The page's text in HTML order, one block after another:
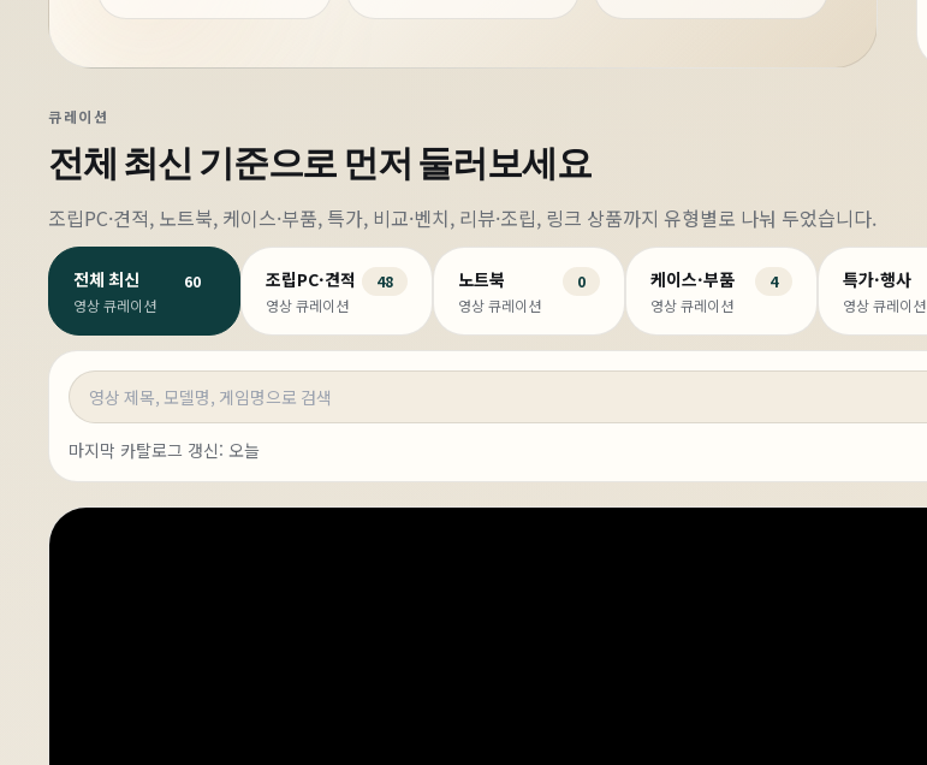
큐레이션
전체 최신 기준으로 먼저 둘러보세요
조립PC·견적, 노트북, 케이스·부품, 특가, 비교·벤치, 리뷰·조립, 링크 상품까지 유형별로 나눠 두었습니다.
전체 최신
영상 큐레이션
60 조립PC·견적
영상 큐레이션
48 노트북
영상 큐레이션
0 케이스·부품
영상 큐레이션
4 특가·행사
영상 큐레이션
영상 검색
마지막 카탈로그 갱신: 오늘